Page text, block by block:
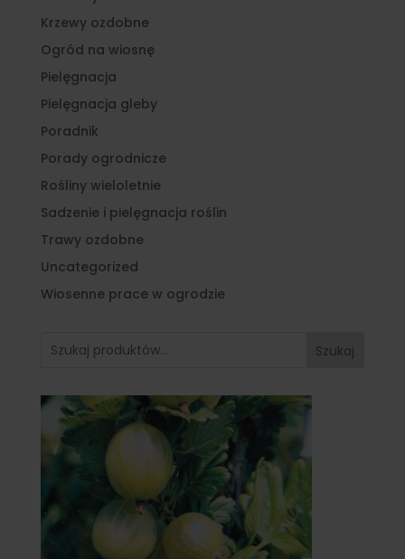
Krzewy ozdobne
Ogród na wiosnę
Pielęgnacja
Pielęgnacja gleby
Poradnik
Porady ogrodnicze
Rośliny wieloletnie
Sadzenie i pielęgnacja roślin
Trawy ozdobne
Uncategorized
Wiosenne prace w ogrodzie
Szukaj